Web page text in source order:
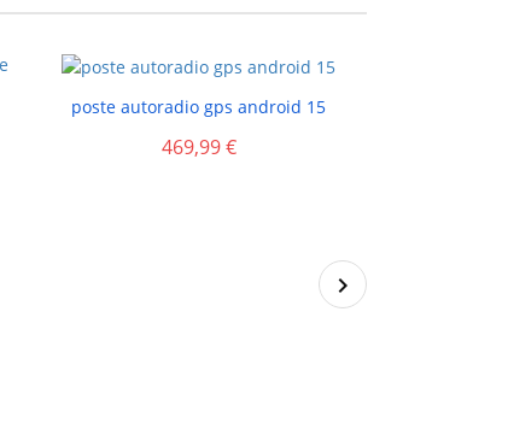

poste autoradio gps android 15
469,99 €